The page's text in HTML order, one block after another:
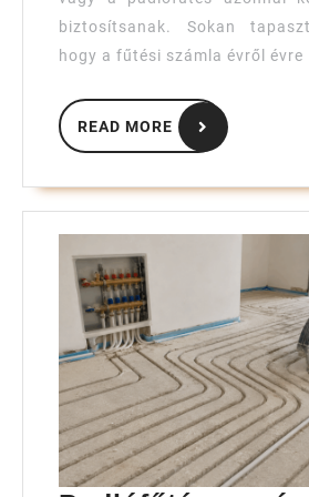
miért
fontos?
biztosítsanak. Sokan
hogy a fűtési számla évről évre
READ MORE
READ
MORE